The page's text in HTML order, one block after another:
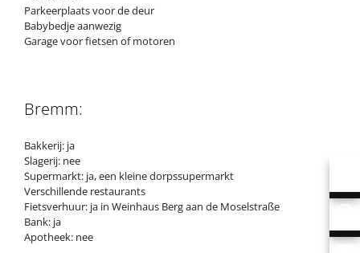
Parkeerplaats voor de deur
Babybedje aanwezig
Garage voor fietsen of motoren
Bremm:
Bakkerij: ja
Slagerij: nee
Supermarkt: ja, een kleine dorpssupermarkt
Verschillende restaurants
Fietsverhuur: ja in Weinhaus Berg aan de Moselstraße
Bank: ja
Apotheek: nee